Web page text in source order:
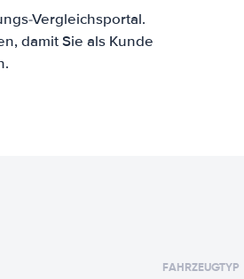
Vergleichsportal.
damit Sie als Kunde
FAHRZEUGTYP